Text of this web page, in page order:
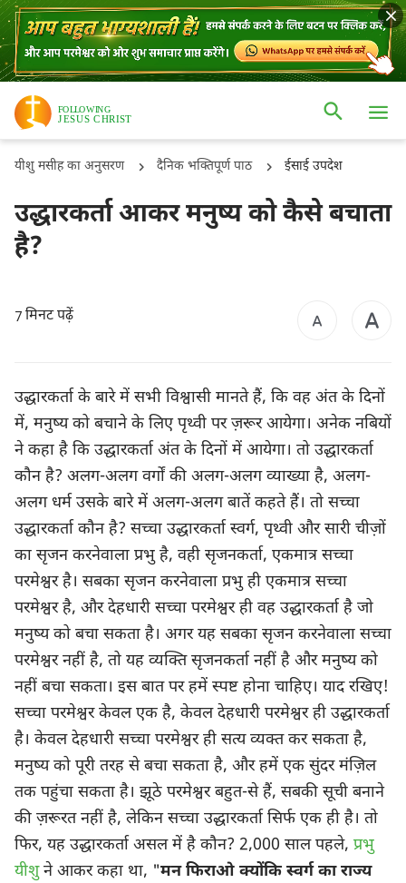
यीशु मसीह का अनुसरण दैनिक भक्तिपूर्ण पाठ ईसाई उपदेश
उद्धारकर्ता आकर मनुष्य को कैसे बचाता
है?
7 मिनट पढ़ें
उद्धारकर्ता के बारे में सभी विश्वासी मानते हैं, कि वह अंत के दिनों
में, मनुष्य को बचाने के लिए पृथ्वी पर ज़रूर आयेगा। अनेक नबियों
ने कहा है कि उद्धारकर्ता अंत के दिनों में आयेगा। तो उद्धारकर्ता
कौन है? अलग-अलग वर्गों की अलग-अलग व्याख्या है, अलग-
अलग धर्म उसके बारे में अलग-अलग बातें कहते हैं। तो सच्चा
उद्धारकर्ता कौन है? सच्चा उद्धारकर्ता स्वर्ग, पृथ्वी और सारी चीज़ों
का सृजन करनेवाला प्रभु है, वही सृजनकर्ता, एकमात्र सच्चा
परमेश्वर है। सबका सृजन करनेवाला प्रभु ही एकमात्र सच्चा
परमेश्वर है, और देहधारी सच्चा परमेश्वर ही वह उद्धारकर्ता है जो
मनुष्य को बचा सकता है। अगर यह सबका सृजन करनेवाला सच्चा
परमेश्वर नहीं है, तो यह व्यक्ति सृजनकर्ता नहीं है और मनुष्य को
नहीं बचा सकता। इस बात पर हमें स्पष्ट होना चाहिए। याद रखिए!
सच्चा परमेश्वर केवल एक है, केवल देहधारी परमेश्वर ही उद्धारकर्ता
है। केवल देहधारी सच्चा परमेश्वर ही सत्य व्यक्त कर सकता है,
मनुष्य को पूरी तरह से बचा सकता है, और हमें एक सुंदर मंज़िल
तक पहुंचा सकता है। झूठे परमेश्वर बहुत-से हैं, सबकी सूची बनाने
की ज़रूरत नहीं है, लेकिन सच्चा उद्धारकर्ता सिर्फ एक ही है। तो
फिर, यह उद्धारकर्ता असल में है कौन? 2,000 साल पहले, प्रभु
यीशुने आकर कहा था, "मन फिराओ क्योंकि स्वर्ग का राज्य